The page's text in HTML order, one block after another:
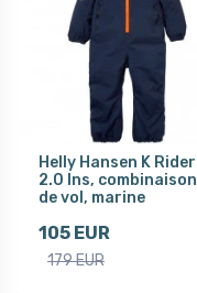
Helly Hansen K Rider
2.0 Ins, combinaison
de vol, marine
105 EUR
179 EUR